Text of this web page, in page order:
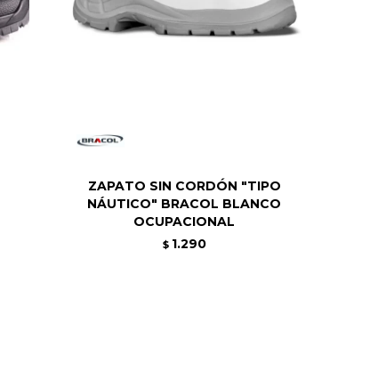
ZAPATO SIN CORDÓN "TIPO
NÁUTICO" BRACOL BLANCO
OCUPACIONAL
$ 1.290